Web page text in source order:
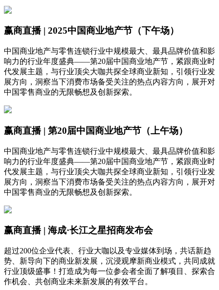
赢商直播 | 2025中国商业地产节（下午场）
中国商业地产与零售连锁行业中规模最大、最具品牌价值和影
响力的行业年度盛典——第20届中国商业地产节，紧跟商业时
代发展主题，与行业顶尖大咖共探全球商业新知，引领行业发
展方向，洞察当下消费市场备受关注的热点内容方向，展开对
中国零售商业的无限畅想及创新探索。
赢商直播 | 第20届中国商业地产节（上午场）
中国商业地产与零售连锁行业中规模最大、最具品牌价值和影
响力的行业年度盛典——第20届中国商业地产节，紧跟商业时
代发展主题，与行业顶尖大咖共探全球商业新知，引领行业发
展方向，洞察当下消费市场备受关注的热点内容方向，展开对
中国零售商业的无限畅想及创新探索。
赢商直播 | 海成·长江之星招商发布会
超过200位企业代表、行业大咖以及专业媒体到场，共话新趋
势、新导向下的商业新发展，沉浸观摩新商业模式，共同成就
行业顶级盛事！打造成为每一位参会者全面了解项目、探索合
作机会、共创商业未来新发展的有效平台。